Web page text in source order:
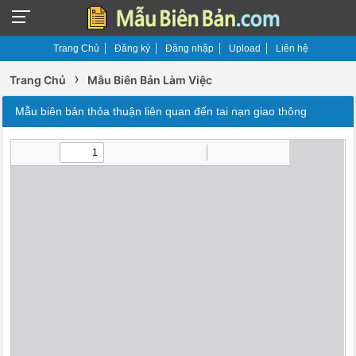
Trang Chủ Đăng ký Đăng nhập Upload Liên hệ
Trang Chủ › Mẫu Biên Bản Làm Việc
Mẫu biên bản thỏa thuận liên quan đến tai nạn giao thông